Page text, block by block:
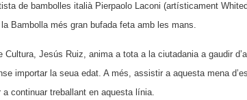
de bambolles italià Pierpaolo Laconi (artísticament
la Bambolla més gran bufada feta amb les mans.
Cultura, Jesús Ruiz, anima a tota a la ciutadania a gaudir
importar la seua edat. A més, assistir a aquesta mena
a continuar treballant en aquesta línia.